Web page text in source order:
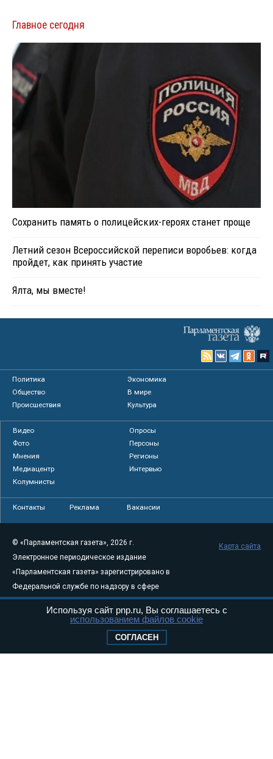
Главное сегодня
Сохранить память о полицейских-героях станет проще
Летний сезон Всероссийской переписи воробьев: когда
пройдет, как принять участие
Ялта, мы вместе!
Политика
Экономика
Общество
В мире
Происшествия
Культура
Видео
Опросы
Фото
Персоны
Мнения
Регионы
Медиацентр
Интервью
Колумнисты
Контакты Реклама Вакансии
© «Парламентская газета», 2026 г.
Электронное периодическое издание
«Парламентская газета» зарегистрировано в
Федеральной службе по надзору в сфере
связи, информационных технологий и
массовых коммуникаций (Роскомнадзор) 05
Свидетельство о регистрации Эл № ФС77-
Карта сайта
Используя сайт pnp.ru, Вы соглашаетесь с
использованием файлов cookie
СОГЛАСЕН